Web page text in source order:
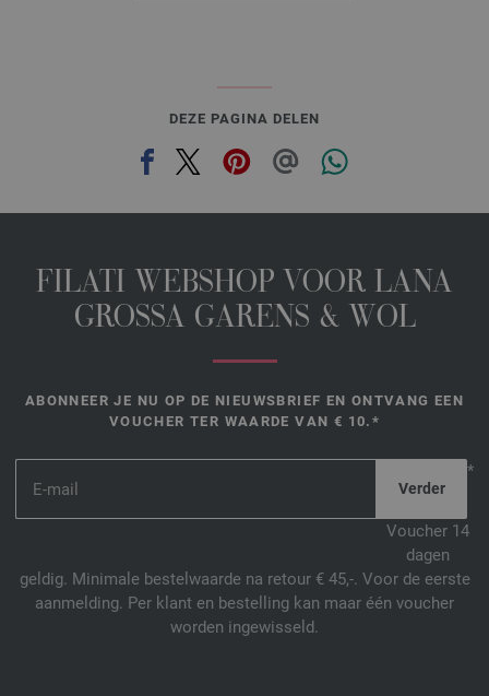
DEZE PAGINA DELEN
FILATI WEBSHOP VOOR LANA
GROSSA GARENS & WOL
ABONNEER JE NU OP DE NIEUWSBRIEF EN ONTVANG EEN
VOUCHER TER WAARDE VAN € 10.*
*
Voucher 14
dagen
geldig. Minimale bestelwaarde na retour € 45,-. Voor de eerste
aanmelding. Per klant en bestelling kan maar één voucher
worden ingewisseld.